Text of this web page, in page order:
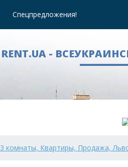
Спецпредложения!
RENT.UA -
3 комнаты, Квартиры, Продажа,